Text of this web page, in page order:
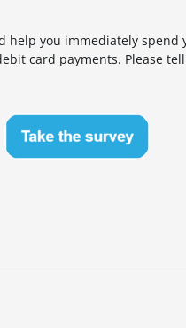
you immediately
card payments. Please